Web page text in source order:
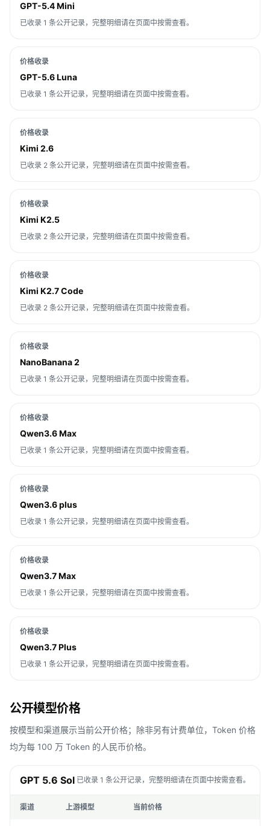
GPT-5.4 Mini
已收录 1 条公开记录，完整明细请在页面中按需查看。
价格收录
GPT-5.6 Luna
已收录 1 条公开记录，完整明细请在页面中按需查看。
价格收录
Kimi 2.6
已收录 2 条公开记录，完整明细请在页面中按需查看。
价格收录
Kimi K2.5
已收录 2 条公开记录，完整明细请在页面中按需查看。
价格收录
Kimi K2.7 Code
已收录 2 条公开记录，完整明细请在页面中按需查看。
价格收录
NanoBanana 2
已收录 1 条公开记录，完整明细请在页面中按需查看。
价格收录
Qwen3.6 Max
已收录 1 条公开记录，完整明细请在页面中按需查看。
价格收录
Qwen3.6 plus
已收录 1 条公开记录，完整明细请在页面中按需查看。
价格收录
Qwen3.7 Max
已收录 1 条公开记录，完整明细请在页面中按需查看。
价格收录
Qwen3.7 Plus
已收录 1 条公开记录，完整明细请在页面中按需查看。
公开模型价格
按模型和渠道展示当前公开价格；除非另有计费单位，Token 价格
均为每 100 万 Token 的人民币价格。
GPT 5.6 Sol 已收录 1 条公开记录，完整明细请在页面中按需查看。
渠道 上游模型 当前价格